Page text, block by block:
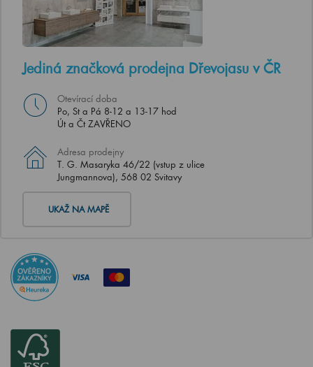
Jediná značková prodejna Dřevojasu v ČR
Otevírací doba
Po, St a Pá 8-12 a 13-17 hod
Út a Čt ZAVŘENO
Adresa prodejny
T. G. Masaryka 46/22 (vstup z ulice
Jungmannova), 568 02 Svitavy
UKAŽ NA MAPĚ